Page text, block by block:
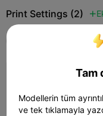
Print Settings (2) 
K2 Plus
Tam
Modellerin tüm
ve tek tıklamayla